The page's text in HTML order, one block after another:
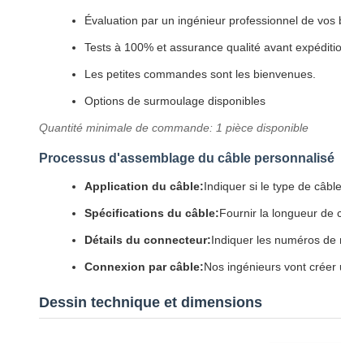
Évaluation par un ingénieur professionnel de vos
Tests à 100% et assurance qualité avant
Les petites commandes sont les bienvenues.
Options de surmoulage disponibles
Quantité minimale de commande: 1 pièce disponible
Processus d'assemblage du câble personnalisé
Application du câble:Indiquer si le type de
Spécifications du câble:Fournir la longueur de
Détails du connecteur:Indiquer les numéros
Connexion par câble:Nos ingénieurs vont créer
Dessin technique et dimensions